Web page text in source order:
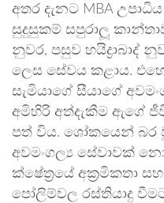
අතර දැනට MBA
සුදුසුකම් සපුරාලූ
නුවර, පසුව හයිද්‍රාබාද්
ලෙස සේවය කළාය.
සැමියාගේ සීයාගේ
අමිහිරි අත්දැකීම ඇගේ
පත් විය. ශෝකයෙන් බර
අවමංගල්‍ය සේවාවක්
ක්ෂේත්‍රයේ අක්‍රමිකතා සහ
පෝලිම්වල රස්තියාදු